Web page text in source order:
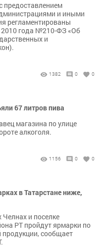
предоставлением
и иными
регламентированы
года №210-ФЗ «Об
и
1382 0 0
67 литров пива
магазина по улице
алкоголя.
1156 0 0
в Татарстане ниже,
и поселке
РТ пройдут ярмарки по
продукции, сообщает